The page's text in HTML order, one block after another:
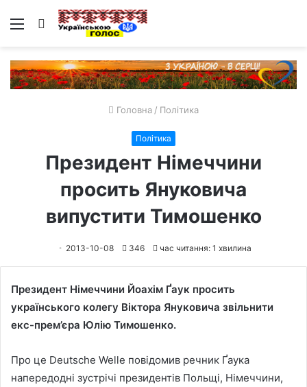
Меню Пошук
Головна / Політика
Політика
Президент Німеччини
просить Януковича
випустити Тимошенко
2013-10-08 346 час читання: 1 хвилина
Президент Німеччини Йоахім Ґаук просить
українського колегу Віктора Януковича звільнити
екс-прем’єра Юлію Тимошенко.
Про це Deutsche Welle повідомив речник Ґаука
напередодні зустрічі президентів Польщі, Німеччини,